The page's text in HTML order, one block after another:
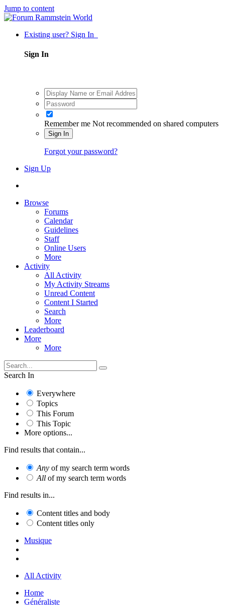
Jump to content
Existing user? Sign In
Sign In
Remember me Not recommended on shared computers
Sign In
Forgot your password?
Sign Up
Browse
Forums
Calendar
Guidelines
Staff
Online Users
More
Activity
All Activity
My Activity Streams
Unread Content
Content I Started
Search
More
Leaderboard
More
More
Search In
Everywhere
Topics
This Forum
This Topic
More options...
Find results that contain...
Any of my search term words
All of my search term words
Find results in...
Content titles and body
Content titles only
Musique
All Activity
Home
Généraliste